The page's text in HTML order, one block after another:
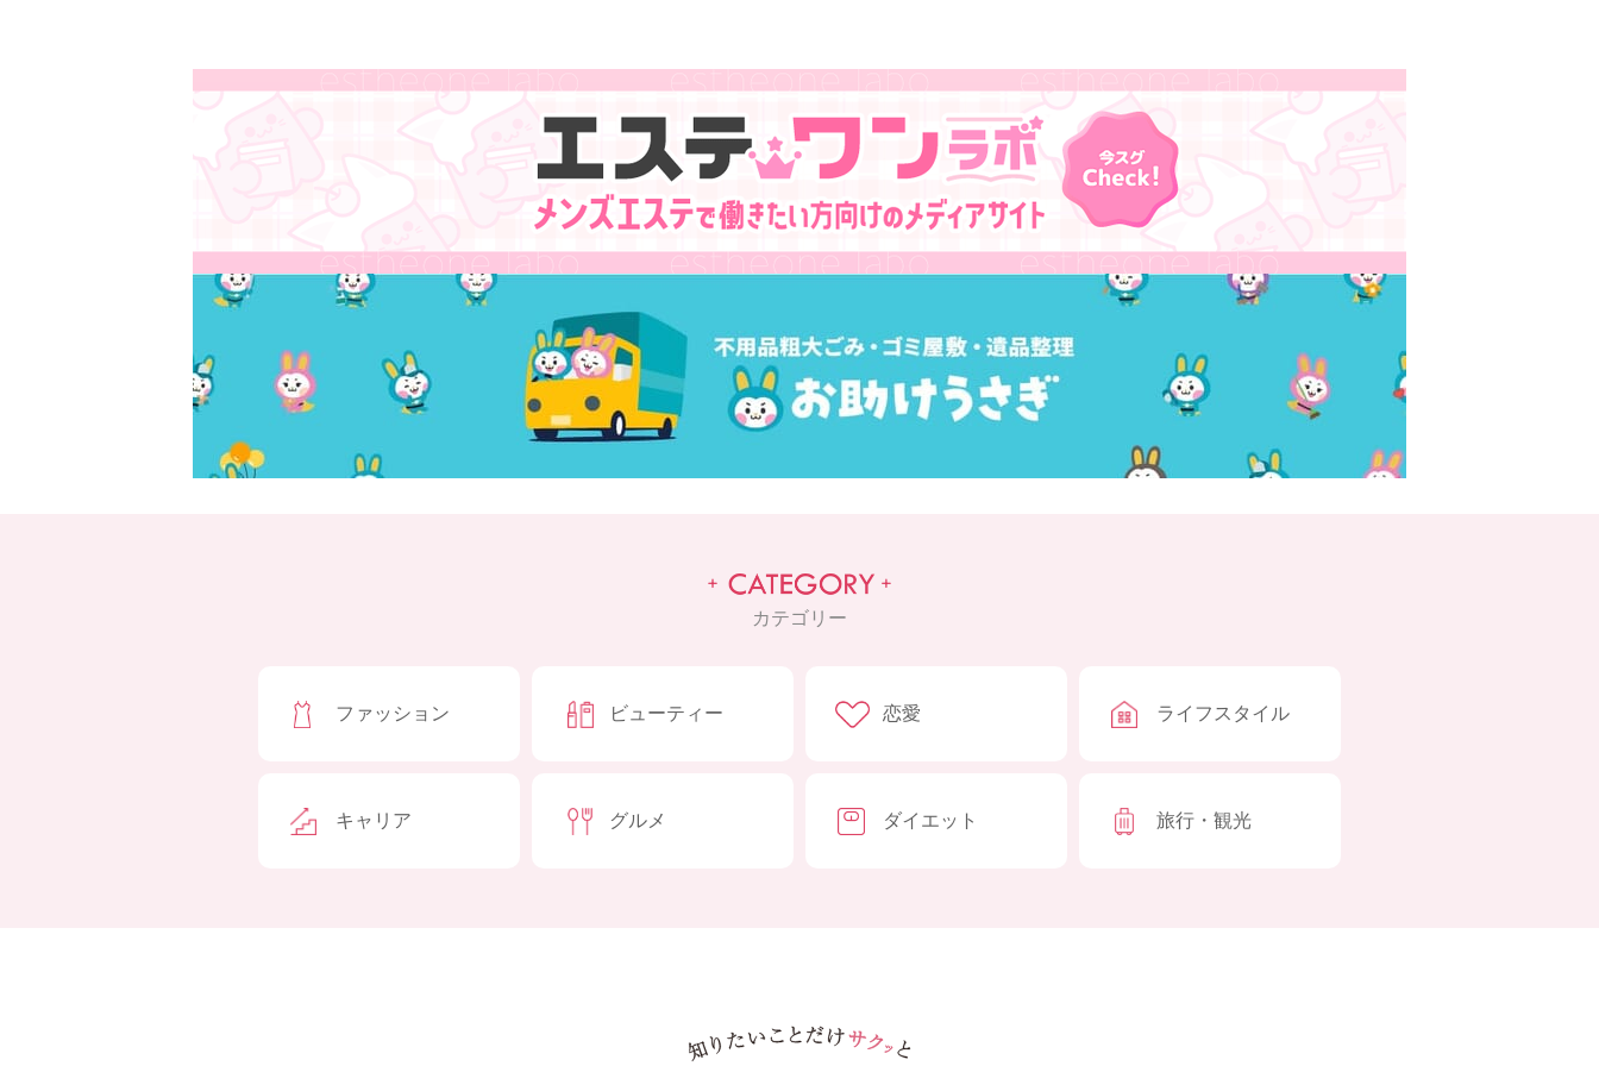
カテゴリー
ファッション ビューティー 恋愛 ライフスタイル
キャリア グルメ ダイエット 旅行・観光